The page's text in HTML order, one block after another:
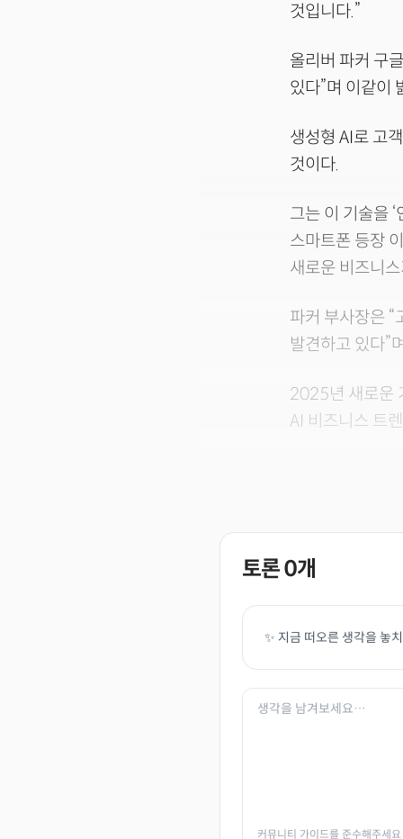
것입니다.”
올리버 파커 구
있다”며 이같이
생성형 AI로 고
것이다.
그는 이 기술을
스마트폰 등장
새로운 비즈니
파커 부사장은
발견하고 있다”
2025년 새로운
AI 비즈니스 트
토론0개
✨ 지금 떠오른 생각을 놓
커뮤니티 가이드를 준수해주세요